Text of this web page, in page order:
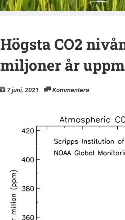
Högsta CO2
miljoner år
7 juni, 2021 Kommentera